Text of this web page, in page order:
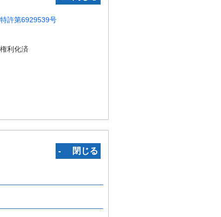
特許第6929539号
権利化済
‐ 閉じる